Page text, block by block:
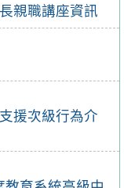
親職講座資訊
援次級行為介